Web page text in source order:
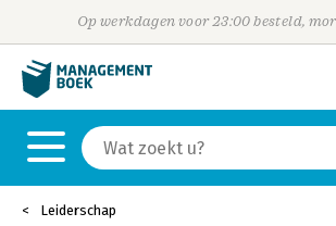
Op werkdagen voor 23:00 besteld,
Leiderschap